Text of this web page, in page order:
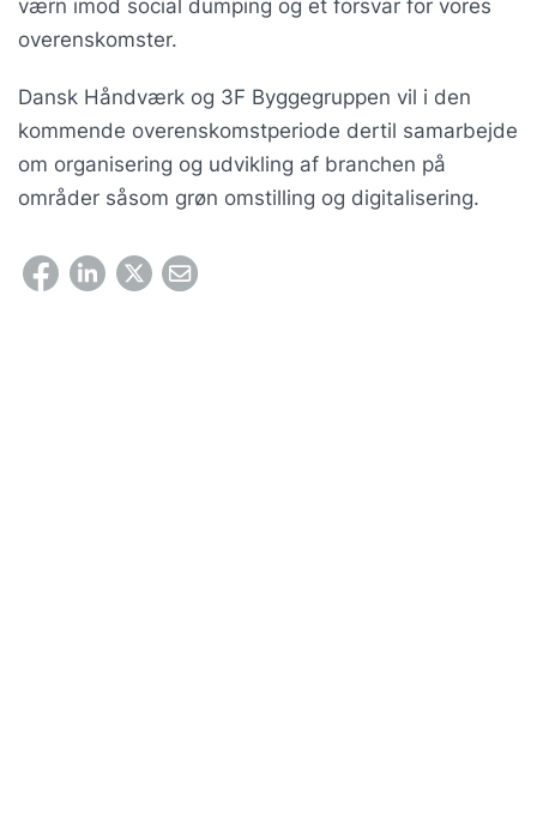
værn imod social dumping og et forsvar for vores
overenskomster.
Dansk Håndværk og 3F Byggegruppen vil i den
kommende overenskomstperiode dertil samarbejde
om organisering og udvikling af branchen på
områder såsom grøn omstilling og digitalisering.